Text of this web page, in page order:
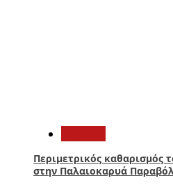
Περιμετρικός καθαρισμός
στην Παλαιοκαρυά